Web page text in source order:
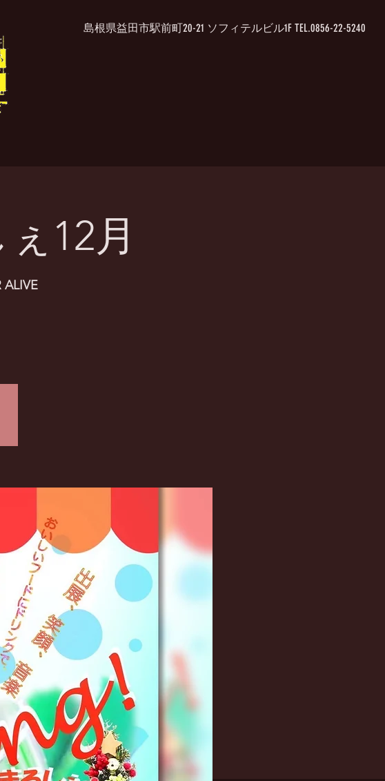
島根県益田市駅前町20-21 ソフィテルビル1F TEL.0856-22-5240
12月
ALIVE